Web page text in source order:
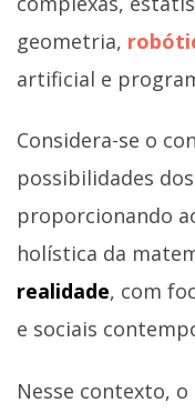
geometria,
artificial e
Considera-se o
possibilidades
proporcionando
holística da
realidade, com
e sociais
Nesse contexto,